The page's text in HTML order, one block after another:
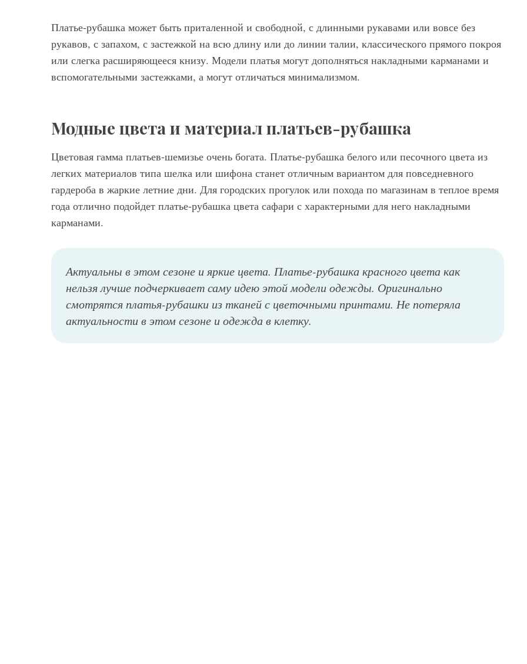
Платье-рубашка может быть приталенной и свободной, с длинными рукавами или вовсе без
рукавов, с запахом, с застежкой на всю длину или до линии талии, классического прямого покроя
или слегка расширяющееся книзу. Модели платья могут дополняться накладными карманами и
вспомогательными застежками, а могут отличаться минимализмом.
Модные цвета и материал платьев-рубашка
Цветовая гамма платьев-шемизье очень богата. Платье-рубашка белого или песочного цвета из
легких материалов типа шелка или шифона станет отличным вариантом для повседневного
гардероба в жаркие летние дни. Для городских прогулок или похода по магазинам в теплое время
года отлично подойдет платье-рубашка цвета сафари с характерными для него накладными
карманами.
Актуальны в этом сезоне и яркие цвета. Платье-рубашка красного цвета как
нельзя лучше подчеркивает саму идею этой модели одежды. Оригинально
смотрятся платья-рубашки из тканей с цветочными принтами. Не потеряла
актуальности в этом сезоне и одежда в клетку.